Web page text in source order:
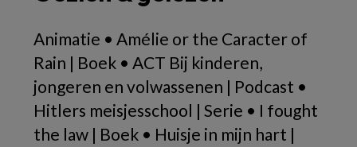
Animatie • Amélie or the Caracter of
Rain | Boek • ACT Bij kinderen,
jongeren en volwassenen | Podcast •
Hitlers meisjesschool | Serie • I fought
the law | Boek • Huisje in mijn hart |